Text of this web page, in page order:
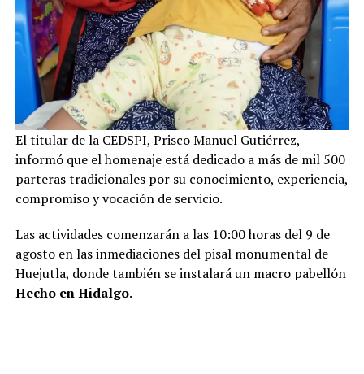
El titular de la CEDSPI, Prisco Manuel Gutiérrez,
informó que el homenaje está dedicado a más de mil 500
parteras tradicionales por su conocimiento, experiencia,
compromiso y vocación de servicio.
Las actividades comenzarán a las 10:00 horas del 9 de
agosto en las inmediaciones del pisal monumental de
Huejutla, donde también se instalará un macro pabellón
Hecho en Hidalgo.